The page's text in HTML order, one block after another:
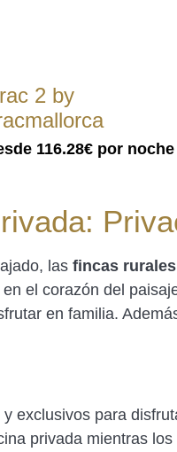
2 by
116.28€ por noche
las fincas
el corazón del
en familia.
exclusivos para
privada mientras